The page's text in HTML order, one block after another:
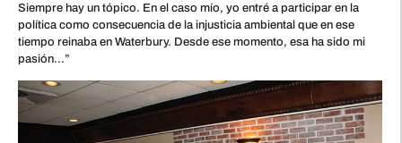
Siempre hay un tópico. En el caso mío, yo entré a participar en la
política como consecuencia de la injusticia ambiental que en ese
tiempo reinaba en Waterbury. Desde ese momento, esa ha sido mi
pasión…”